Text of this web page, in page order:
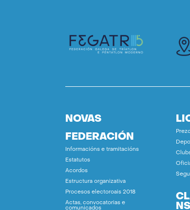
NOVAS
FEDERACIÓN
Informacións e tramitacións
Estatutos
Acordos
Estructura organizativa
Procesos electoroais 2018
Actas, convocatorias e
comunicados
NS